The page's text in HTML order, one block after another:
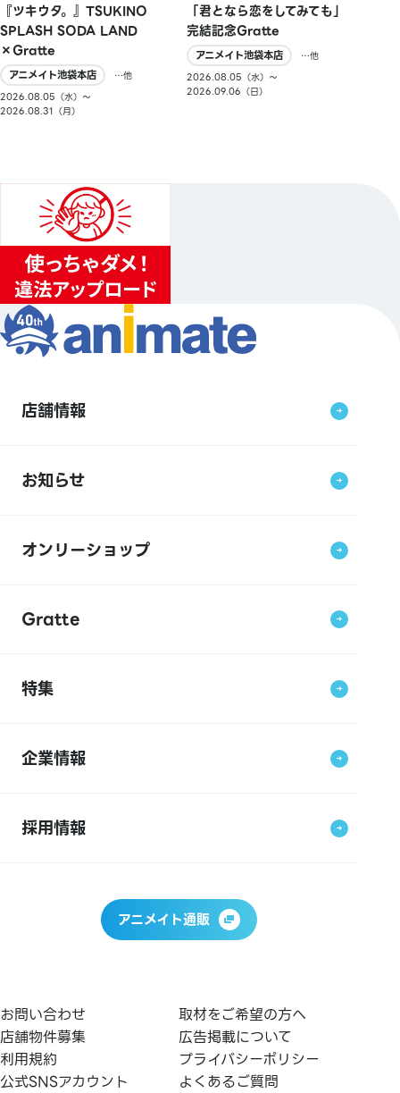
『ツキウタ。』TSUKINO
SPLASH SODA LAND
×Gratte
アニメイト池袋本店
…他
2026.08.05（水）〜
2026.08.31（月）
「君となら恋をしてみても」
完結記念Gratte
アニメイト池袋本店
…他
2026.08.05（水）〜
2026.09.06（日）
店舗情報
お知らせ
オンリーショップ
Gratte
特集
企業情報
採用情報
アニメイト通販
お問い合わせ
取材をご希望の方へ
店舗物件募集
広告掲載について
利用規約
プライバシーポリシー
公式SNSアカウント
よくあるご質問